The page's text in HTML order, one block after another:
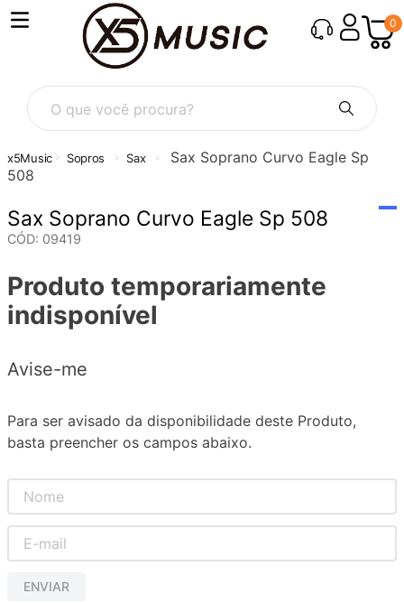
0
O que você procura?
Sopros Sax
Sax Soprano Curvo Eagle Sp
508
Sax Soprano Curvo Eagle Sp 508
CÓD: 09419
Produto temporariamente
indisponível
Avise-me
Para ser avisado da disponibilidade deste Produto,
basta preencher os campos abaixo.
ENVIAR